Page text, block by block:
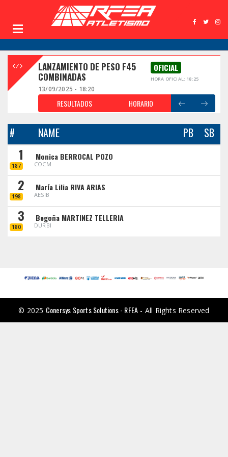
LANZAMIENTO DE PESO F45
COMBINADAS
OFICIAL
HORA OFICIAL: 18:25
13/09/2025 - 18:20
RESULTADOS HORARIO
# NAME PB SB
1
187
Monica BERROCAL POZO
COCM
2
198
María Lilia RIVA ARIAS
AESIB
3
180
Begoña MARTINEZ TELLERIA
DURBI
© 2025 Conersys Sports Solutions - RFEA - All Rights Reserved